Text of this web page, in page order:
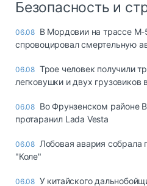
Безопасность и
06.08 В Мордовии на трассе М-
спровоцировал смертельную
06.08 Трое человек получили
легковушки и двух грузовиков
06.08 Во Фрунзенском районе
протаранил Lada Vesta
06.08 Лобовая авария собрала
"Коле"
06.08 У китайского